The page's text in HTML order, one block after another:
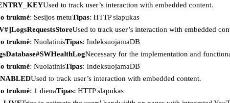
Used to track user’s interaction with embedded content.
trukmė: Sesijos metuTipas: HTTP slapukas
Used to track user’s interaction with embedded
trukmė: NuolatinisTipas: IndeksuojamaDB
Necessary for the implementation and
trukmė: NuolatinisTipas: IndeksuojamaDB
Used to track user’s interaction with embedded content.
trukmė: 1 dienaTipas: HTTP slapukas